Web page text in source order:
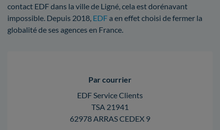
contact EDF dans la ville de Ligné, cela est dorénavant
impossible. Depuis 2018, EDFa en effet choisi de fermer la
globalité de ses agences en France.
Par courrier
EDF Service Clients
TSA 21941
62978 ARRAS CEDEX 9